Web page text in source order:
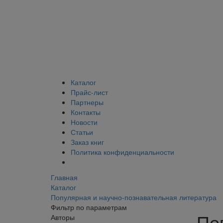
Каталог
Прайс-лист
Партнеры
Контакты
Новости
Статьи
Заказ книг
Политика конфиденциальности
Главная
Каталог
Популярная и научно-познавательная литература
Фильтр по параметрам
Авторы